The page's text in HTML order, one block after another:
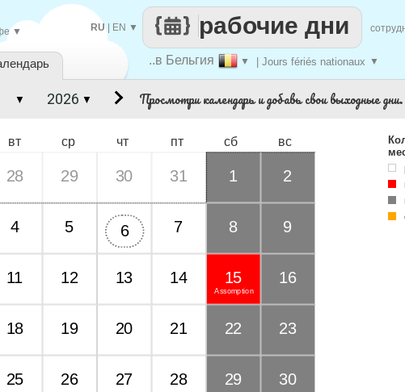
..в Бельгия ▼ | Jours fériés nationaux ▼
рабочие дни
RU| EN ▼
▼
Просмотри календарь и добавь свои выходные дни.
вт ср чт пт сб вс
28 29 30 31 1 2
4 5 6 7 8 9
11 12 13 14
Assomption
15 16
18 19 20 21 22 23
25 26 27 28 29 30
▼ ▼